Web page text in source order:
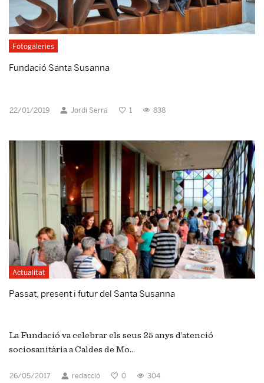
Fotogaleries
Fundació Santa Susanna
22/01/2019 Jordi Serra 1 838
Actualitat
Passat, present i futur del Santa Susanna
La Fundació va celebrar els seus 25 anys d’atenció
sociosanitària a Caldes de Mo...
26/05/2017 redacció 0 304